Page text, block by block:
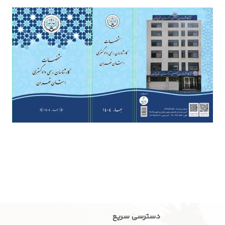
دسترسی سریع
سامانه
ها
آلبوم
تصاویر
و
فیلم
ها
مشخصات
کارشناسان
رسمی